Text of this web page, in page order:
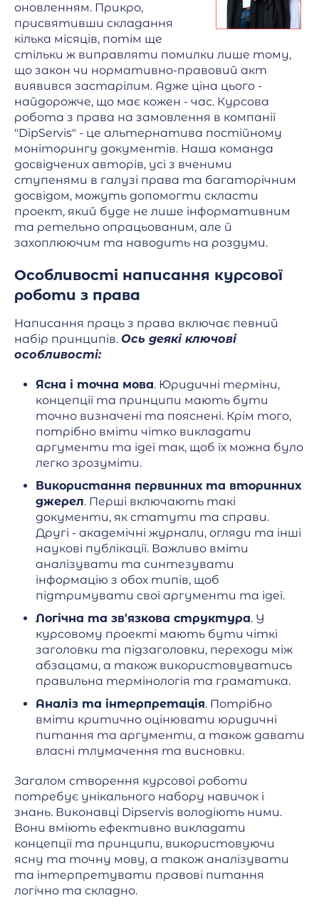
оновленням. Прикро,
присвятивши складання
кілька місяців, потім ще
стільки ж виправляти помилки лише тому,
що закон чи нормативно-правовий акт
виявився застарілим. Адже ціна цього -
найдорожче, що має кожен - час. Курсова
робота з права на замовлення в компанії
"DipServis" - це альтернатива постійному
моніторингу документів. Наша команда
досвідчених авторів, усі з вченими
ступенями в галузі права та багаторічним
досвідом, можуть допомогти скласти
проект, який буде не лише інформативним
та ретельно опрацьованим, але й
захоплюючим та наводить на роздуми.
Особливості написання курсової
роботи з права
Написання праць з права включає певний
набір принципів. Ось деякі ключові
особливості:
Ясна і точна мова. Юридичні терміни,
концепції та принципи мають бути
точно визначені та пояснені. Крім того,
потрібно вміти чітко викладати
аргументи та ідеї так, щоб їх можна було
легко зрозуміти.
Використання первинних та вторинних
джерел. Перші включають такі
документи, як статути та справи.
Другі - академічні журнали, огляди та інші
наукові публікації. Важливо вміти
аналізувати та синтезувати
інформацію з обох типів, щоб
підтримувати свої аргументи та ідеї.
Логічна та зв'язкова структура. У
курсовому проекті мають бути чіткі
заголовки та підзаголовки, переходи між
абзацами, а також використовуватись
правильна термінологія та граматика.
Аналіз та інтерпретація. Потрібно
вміти критично оцінювати юридичні
питання та аргументи, а також давати
власні тлумачення та висновки.
Загалом створення курсової роботи
потребує унікального набору навичок і
знань. Виконавці Dipservis володіють ними.
Вони вміють ефективно викладати
концепції та принципи, використовуючи
ясну та точну мову, а також аналізувати
та інтерпретувати правові питання
логічно та складно.